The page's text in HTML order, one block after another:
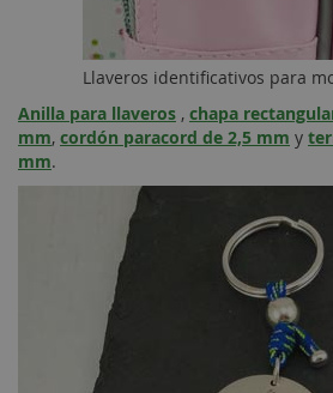
Llaveros identificativos para
Anilla para llaveros , chapa
mm, cordón paracord de 2,5 mm y
mm.